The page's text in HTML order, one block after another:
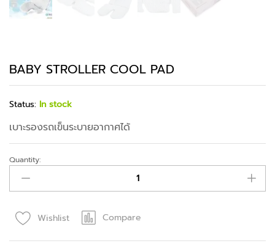
BABY STROLLER COOL PAD
Status: In stock
เบาะรองรถเข็นระบายอากาศได้
Quantity:
Wishlist Compare